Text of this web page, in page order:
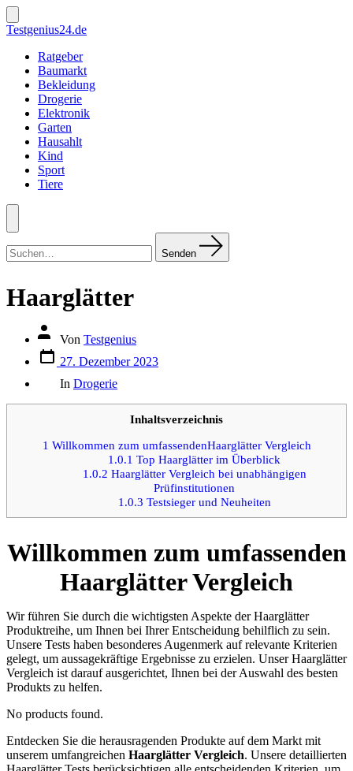
Zum
Inhalt
springen
Suche
ein-/ausblenden
Testgenius24.de
Ratgeber
Baumarkt
Bekleidung
Drogerie
Elektronik
Garten
Hausahlt
Kind
Sport
Tiere
Menü
nach:
Senden
Haarglätter
Autor
Beitrags
Von Testgenius
Datum
des
Beitrags
27. Dezember 2023
In Drogerie
Inhaltsverzeichnis
1 Willkommen zum umfassendenHaarglätter Vergleich
1.0.1 Top Haarglätter im Überblick
1.0.2 Haarglätter Vergleich bei unabhängigen
Prüfinstitutionen
1.0.3 Testsieger und Neuheiten
Willkommen zum umfassenden
Haarglätter Vergleich
Wir führen Sie durch die wichtigsten Aspekte der Haarglätter
Produktreihe, um Ihnen bei Ihrer Entscheidung behilflich zu sein.
Unsere Tests haben besonderes Augenmerk auf relevante Kriterien
gelegt, um aussagekräftige Ergebnisse zu erzielen. Unser Haarglätter
Vergleich ist darauf ausgerichtet, Ihnen bei der Auswahl des besten
Produkts zu helfen.
No products found.
Entdecken Sie die herausragenden Produkte auf dem Markt mit
unserem umfangreichen Haarglätter Vergleich. Unsere detaillierten